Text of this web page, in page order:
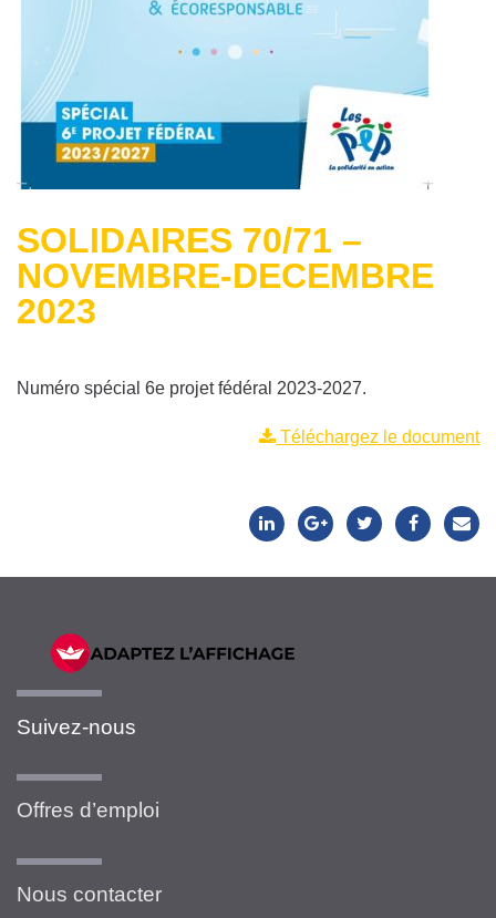
SOLIDAIRES 70/71 –
NOVEMBRE-DECEMBRE
2023
Numéro spécial 6e projet fédéral 2023-2027.
Téléchargez le document
Suivez-nous
Offres d’emploi
Nous contacter